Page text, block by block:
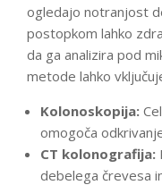
ogledajo notranjost
postopkom lahko
da ga analizira pod
metode lahko
Kolonoskopija:
omogoča
CT kolonografija:
debelega črevesa